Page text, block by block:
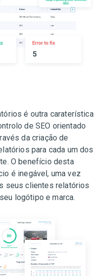
é outra caraterística
de SEO orientado
da criação de
para cada um dos
O benefício desta
é inegável, uma vez
seus clientes relatórios
logótipo e marca.